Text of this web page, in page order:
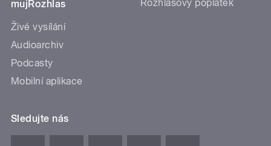
mujRozhlas
Živé vysílání
Audioarchiv
Podcasty
Mobilní aplikace
Rozhlasový poplatek
Sledujte nás